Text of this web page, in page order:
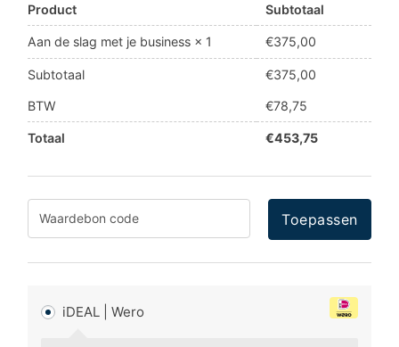
Product Subtotaal
Aan de slag met je business × 1 €375,00
Subtotaal €375,00
BTW €78,75
Totaal €453,75
Toepassen
iDEAL | Wero